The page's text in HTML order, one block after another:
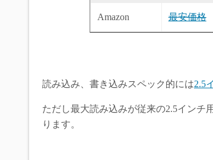
Amazon 最安価格
読み込み、書き込みスペック的には2.5
ただし最大読み込みが従来の2.5インチ
ります。